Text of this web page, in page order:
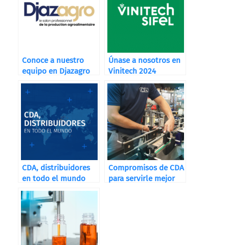
Conoce a nuestro
equipo en Djazagro
Únase a nosotros en
Vinitech 2024
CDA, distribuidores
en todo el mundo
Compromisos de CDA
para servirle mejor